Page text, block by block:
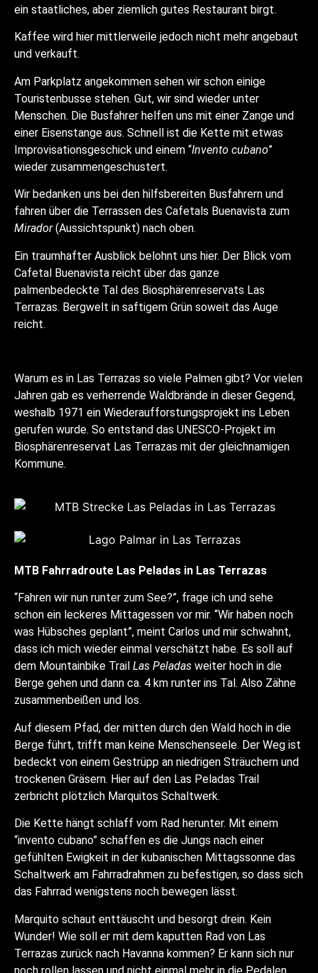
ein staatliches, aber ziemlich gutes Restaurant birgt.
Kaffee wird hier mittlerweile jedoch nicht mehr angebaut
und verkauft.
Am Parkplatz angekommen sehen wir schon einige
Touristenbusse stehen. Gut, wir sind wieder unter
Menschen. Die Busfahrer helfen uns mit einer Zange und
einer Eisenstange aus. Schnell ist die Kette mit etwas
Improvisationsgeschick und einem “Invento cubano”
wieder zusammengeschustert.
Wir bedanken uns bei den hilfsbereiten Busfahrern und
fahren über die Terrassen des Cafetals Buenavista zum
Mirador(Aussichtspunkt) nach oben.
Ein traumhafter Ausblick belohnt uns hier. Der Blick vom
Cafetal Buenavista reicht über das ganze
palmenbedeckte Tal des Biosphärenreservats Las
Terrazas. Bergwelt in saftigem Grün soweit das Auge
reicht.
Warum es in Las Terrazas so viele Palmen gibt? Vor vielen
Jahren gab es verherrende Waldbrände in dieser Gegend,
weshalb 1971 ein Wiederaufforstungsprojekt ins Leben
gerufen wurde. So entstand das UNESCO-Projekt im
Biosphärenreservat Las Terrazas mit der gleichnamigen
Kommune.
MTB Fahrradroute Las Peladas in Las Terrazas
“Fahren wir nun runter zum See?”, frage ich und sehe
schon ein leckeres Mittagessen vor mir. “Wir haben noch
was Hübsches geplant”, meint Carlos und mir schwahnt,
dass ich mich wieder einmal verschätzt habe. Es soll auf
dem Mountainbike Trail Las Peladas weiter hoch in die
Berge gehen und dann ca. 4 km runter ins Tal. Also Zähne
zusammenbeißen und los.
Auf diesem Pfad, der mitten durch den Wald hoch in die
Berge führt, trifft man keine Menschenseele. Der Weg ist
bedeckt von einem Gestrüpp an niedrigen Sträuchern und
trockenen Gräsern. Hier auf den Las Peladas Trail
zerbricht plötzlich Marquitos Schaltwerk.
Die Kette hängt schlaff vom Rad herunter. Mit einem
“invento cubano” schaffen es die Jungs nach einer
gefühlten Ewigkeit in der kubanischen Mittagssonne das
Schaltwerk am Fahrradrahmen zu befestigen, so dass sich
das Fahrrad wenigstens noch bewegen lässt.
Marquito schaut enttäuscht und besorgt drein. Kein
Wunder! Wie soll er mit dem kaputten Rad von Las
Terrazas zurück nach Havanna kommen? Er kann sich nur
noch rollen lassen und nicht einmal mehr in die Pedalen